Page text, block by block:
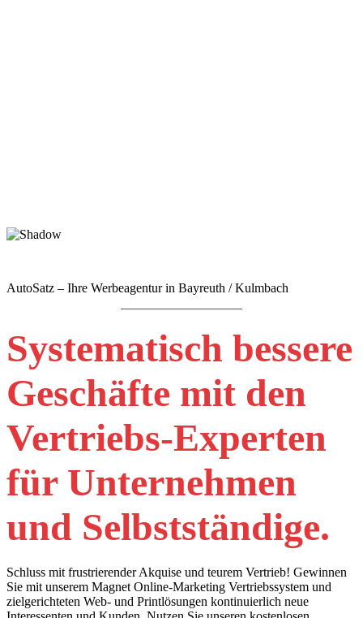
AutoSatz – Ihre Werbeagentur in Bayreuth / Kulmbach
Systematisch bessere
Geschäfte mit den
Vertriebs-Experten
für Unternehmen
und Selbstständige.
Schluss mit frustrierender Akquise und teurem Vertrieb! Gewinnen
Sie mit unserem Magnet Online-Marketing Vertriebssystem und
zielgerichteten Web- und Printlösungen kontinuierlich neue